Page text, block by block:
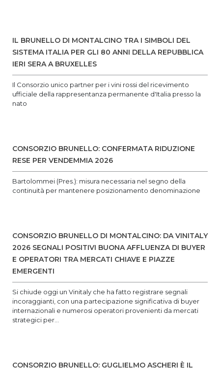
IL BRUNELLO DI MONTALCINO TRA I SIMBOLI DEL
SISTEMA ITALIA PER GLI 80 ANNI DELLA REPUBBLICA
IERI SERA A BRUXELLES
Il Consorzio unico partner per i vini rossi del ricevimento
ufficiale della rappresentanza permanente d'Italia presso la
nato‌
CONSORZIO BRUNELLO: CONFERMATA RIDUZIONE
RESE PER VENDEMMIA 2026
Bartolommei (Pres.): misura necessaria nel segno della
continuità per mantenere posizionamento denominazione
CONSORZIO BRUNELLO DI MONTALCINO: DA VINITALY
2026 SEGNALI POSITIVI BUONA AFFLUENZA DI BUYER
E OPERATORI TRA MERCATI CHIAVE E PIAZZE
EMERGENTI
Si chiude oggi un Vinitaly che ha fatto registrare segnali
incoraggianti, con una partecipazione significativa di buyer
internazionali e numerosi operatori provenienti da mercati
strategici per...
CONSORZIO BRUNELLO: GUGLIELMO ASCHERI È IL